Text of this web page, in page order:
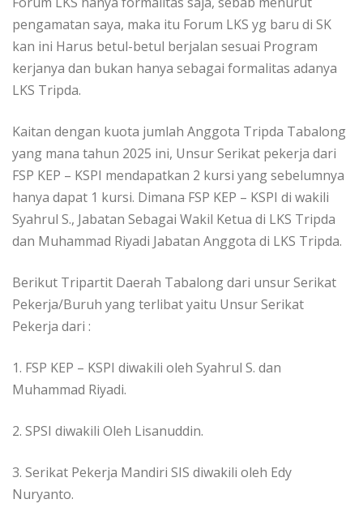
pengamatan saya, maka itu Forum LKS yg baru di SK
kan ini Harus betul-betul berjalan sesuai Program
kerjanya dan bukan hanya sebagai formalitas adanya
LKS Tripda.
Kaitan dengan kuota jumlah Anggota Tripda Tabalong
yang mana tahun 2025 ini, Unsur Serikat pekerja dari
FSP KEP – KSPI mendapatkan 2 kursi yang sebelumnya
hanya dapat 1 kursi. Dimana FSP KEP – KSPI di wakili
Syahrul S., Jabatan Sebagai Wakil Ketua di LKS Tripda
dan Muhammad Riyadi Jabatan Anggota di LKS Tripda.
Berikut Tripartit Daerah Tabalong dari unsur Serikat
Pekerja/Buruh yang terlibat yaitu Unsur Serikat
Pekerja dari :
1. FSP KEP – KSPI diwakili oleh Syahrul S. dan
Muhammad Riyadi.
2. SPSI diwakili Oleh Lisanuddin.
3. Serikat Pekerja Mandiri SIS diwakili oleh Edy
Nuryanto.